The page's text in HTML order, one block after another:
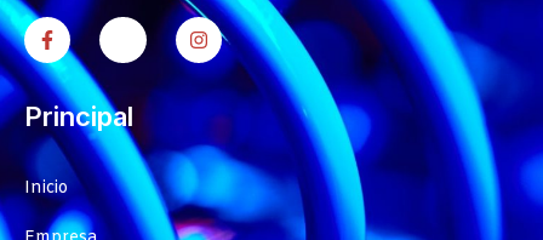
Principal
Inicio